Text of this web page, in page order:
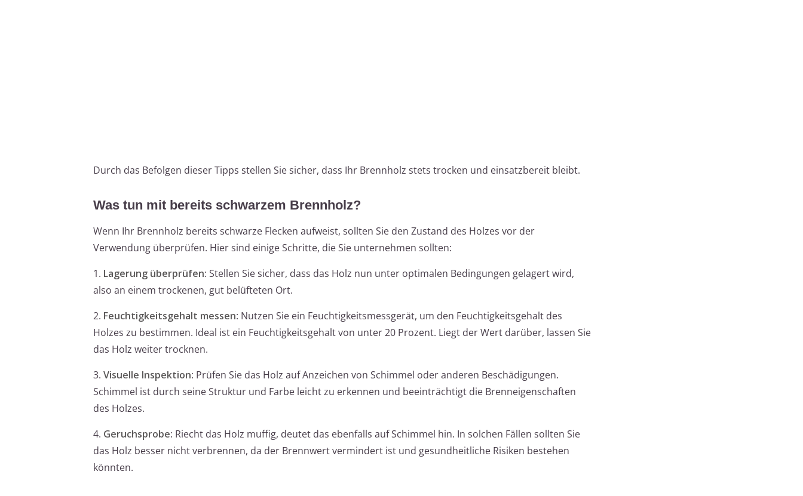
Durch das Befolgen dieser Tipps stellen Sie sicher, dass Ihr Brennholz stets trocken und einsatzbereit bleibt.
Was tun mit bereits schwarzem Brennholz?
Wenn Ihr Brennholz bereits schwarze Flecken aufweist, sollten Sie den Zustand des Holzes vor der
Verwendung überprüfen. Hier sind einige Schritte, die Sie unternehmen sollten:
1. Lagerung überprüfen: Stellen Sie sicher, dass das Holz nun unter optimalen Bedingungen gelagert wird,
also an einem trockenen, gut belüfteten Ort.
2. Feuchtigkeitsgehalt messen: Nutzen Sie ein Feuchtigkeitsmessgerät, um den Feuchtigkeitsgehalt des
Holzes zu bestimmen. Ideal ist ein Feuchtigkeitsgehalt von unter 20 Prozent. Liegt der Wert darüber, lassen Sie
das Holz weiter trocknen.
3. Visuelle Inspektion: Prüfen Sie das Holz auf Anzeichen von Schimmel oder anderen Beschädigungen.
Schimmel ist durch seine Struktur und Farbe leicht zu erkennen und beeinträchtigt die Brenneigenschaften
des Holzes.
4. Geruchsprobe: Riecht das Holz muffig, deutet das ebenfalls auf Schimmel hin. In solchen Fällen sollten Sie
das Holz besser nicht verbrennen, da der Brennwert vermindert ist und gesundheitliche Risiken bestehen
könnten.